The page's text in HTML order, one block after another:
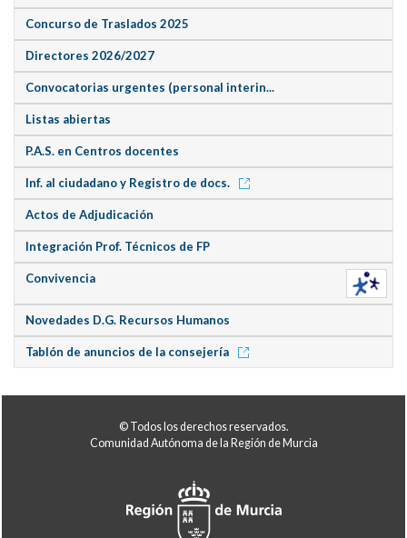
Concurso de Traslados 2025
Directores 2026/2027
Convocatorias urgentes (personal interin...
Listas abiertas
P.A.S. en Centros docentes
Inf. al ciudadano y Registro de docs.
Actos de Adjudicación
Integración Prof. Técnicos de FP
Convivencia
Novedades D.G. Recursos Humanos
Tablón de anuncios de la consejería
© Todos los derechos reservados.
Comunidad Autónoma de la Región de Murcia